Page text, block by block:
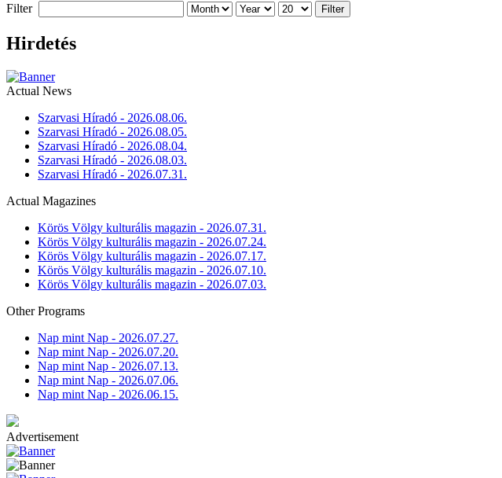
Filter Filter
Hirdetés
Actual News
Szarvasi Híradó - 2026.08.06.
Szarvasi Híradó - 2026.08.05.
Szarvasi Híradó - 2026.08.04.
Szarvasi Híradó - 2026.08.03.
Szarvasi Híradó - 2026.07.31.
Actual Magazines
Körös Völgy kulturális magazin - 2026.07.31.
Körös Völgy kulturális magazin - 2026.07.24.
Körös Völgy kulturális magazin - 2026.07.17.
Körös Völgy kulturális magazin - 2026.07.10.
Körös Völgy kulturális magazin - 2026.07.03.
Other Programs
Nap mint Nap - 2026.07.27.
Nap mint Nap - 2026.07.20.
Nap mint Nap - 2026.07.13.
Nap mint Nap - 2026.07.06.
Nap mint Nap - 2026.06.15.
Advertisement